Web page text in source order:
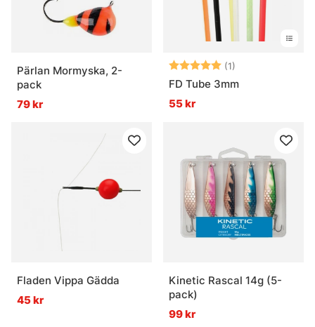
Pärlan Mormyska, 2-
pack
79 kr
Betyg: (1)
FD Tube 3mm
55 kr
Fladen Vippa Gädda
45 kr
Kinetic Rascal 14g (5-
pack)
99 kr